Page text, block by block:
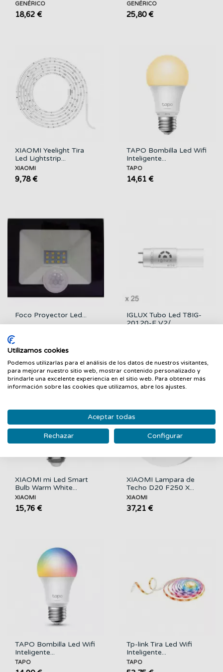
GENÉRICO
18,62 €
GENÉRICO
25,80 €
XIAOMI Yeelight Tira
Led Lightstrip...
XIAOMI
9,78 €
TAPO Bombilla Led Wifi
Inteligente...
TAPO
14,61 €
Foco Proyector Led...
IGLUX Tubo Led T8IG-
20120-F V2/...
XIAOMI mi Led Smart
Bulb Warm White...
XIAOMI
15,76 €
XIAOMI Lampara de
Techo D20 F250 X...
XIAOMI
37,21 €
TAPO Bombilla Led Wifi
Inteligente...
TAPO
Tp-link Tira Led Wifi
Inteligente...
TAPO
Utilizamos cookies
Podemos utilizarlas para el análisis de los datos de nuestros visitantes,
para mejorar nuestro sitio web, mostrar contenido personalizado y
brindarle una excelente experiencia en el sitio web. Para obtener más
información sobre las cookies que utilizamos, abre los ajustes.
Aceptar todas
Rechazar Configurar